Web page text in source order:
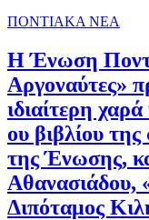
ΠΟΝΤΙΑΚΑ ΝΕΑ
Η Ένωση
Αργοναύτες»
ιδιαίτερη
ου βιβλίου
της Ένωσης,
Αθανασιάδου,
Διπόταμος